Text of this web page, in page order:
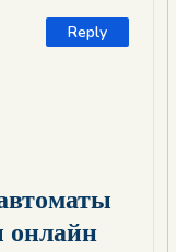
Reply
онлайн